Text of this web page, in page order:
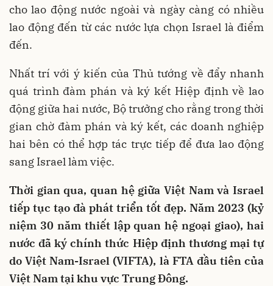
cho lao động nước ngoài và ngày càng có nhiều
lao động đến từ các nước lựa chọn Israel là điểm
đến.
Nhất trí với ý kiến của Thủ tướng về đẩy nhanh
quá trình đàm phán và ký kết Hiệp định về lao
động giữa hai nước, Bộ trưởng cho rằng trong thời
gian chờ đàm phán và ký kết, các doanh nghiệp
hai bên có thể hợp tác trực tiếp để đưa lao động
sang Israel làm việc.
Thời gian qua, quan hệ giữa Việt Nam và Israel
tiếp tục tạo đà phát triển tốt đẹp. Năm 2023 (kỷ
niệm 30 năm thiết lập quan hệ ngoại giao), hai
nước đã ký chính thức Hiệp định thương mại tự
do Việt Nam-Israel (VIFTA), là FTA đầu tiên của
Việt Nam tại khu vực Trung Đông.